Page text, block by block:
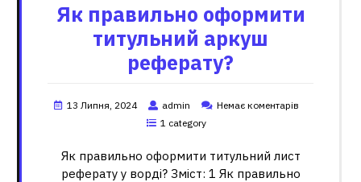
Як правильно оформити
титульний аркуш
реферату?
13 Липня, 2024 admin
Немає коментарів
1 category
Як правильно оформити титульний лист
реферату у ворді? Зміст: 1 Як правильно